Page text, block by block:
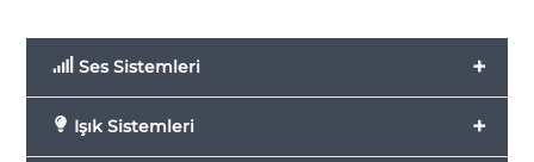
+
Ses Sistemleri
+
Işık Sistemleri